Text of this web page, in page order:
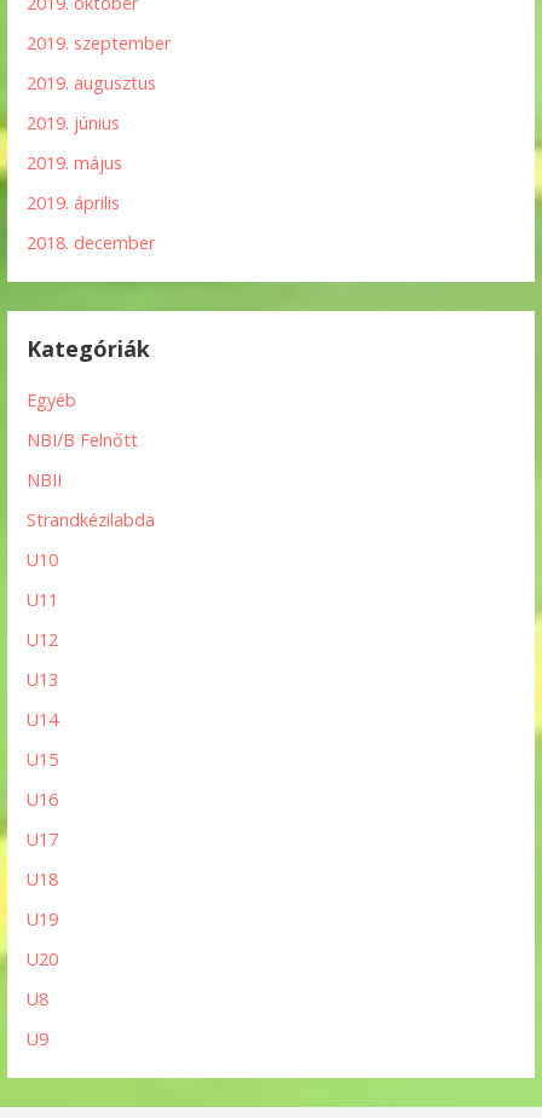
2019. szeptember
2019. augusztus
2019. június
2019. május
2019. április
2018. december
Kategóriák
Egyéb
NBI/B Felnőtt
NBII
Strandkézilabda
U10
U11
U12
U13
U14
U15
U16
U17
U18
U19
U20
U8
U9